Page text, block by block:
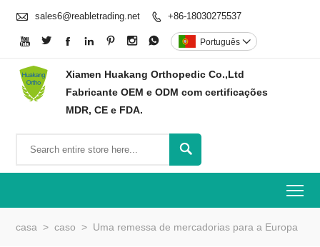
 sales6@reabletrading.net  +86-18030275537
       Português 
Xiamen Huakang Orthopedic Co.,Ltd
Fabricante OEM e ODM com certificações
MDR, CE e FDA.

casa > caso > Uma remessa de mercadorias para a Europa